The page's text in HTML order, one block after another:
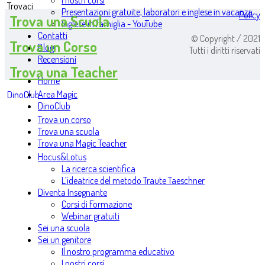
Presentazioni gratuite, laboratori e inglese in vacanza
Inglese in famiglia - YouTube
Contatti
Blog
Recensioni
Home
Area Magic
DinoClub
Trova un corso
Trova una scuola
Trova una Magic Teacher
Hocus&Lotus
La ricerca scientifica
L’ideatrice del metodo Traute Taeschner
Diventa Insegnante
Corsi di Formazione
Webinar gratuiti
Sei una scuola
Sei un genitore
Il nostro programma educativo
Trovaci
Trova una Scuola
Trova un Corso
Trova una Teacher
DinoClub
Policy
© Copyright / 2021
Tutti i diritti riservati